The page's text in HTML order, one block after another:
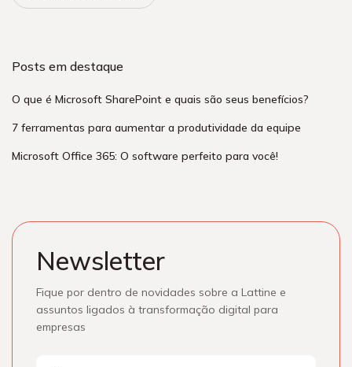
Posts em destaque
O que é Microsoft SharePoint e quais são seus benefícios?
7 ferramentas para aumentar a produtividade da equipe
Microsoft Office 365: O software perfeito para você!
Newsletter
Fique por dentro de novidades sobre a Lattine e
assuntos ligados à transformação digital para
empresas